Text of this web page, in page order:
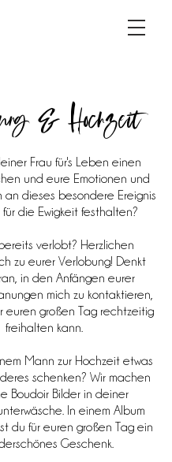
&Hochzeit
Frau für's Leben einen
und eure Emotionen und
an dieses besondere Ereignis
für die Ewigkeit festhalten?
verlobt? Herzlichen
zu eurer Verlobung! Denkt
in den Anfängen eurer
mich zu kontaktieren
euren großen Tag rechtzeitig
freihalten kann.
Mann zur Hochzeit etwas
schenken? Wir machen
Boudoir Bilder in deiner
In einem Album
du für euren großen Tag ein
Geschenk.